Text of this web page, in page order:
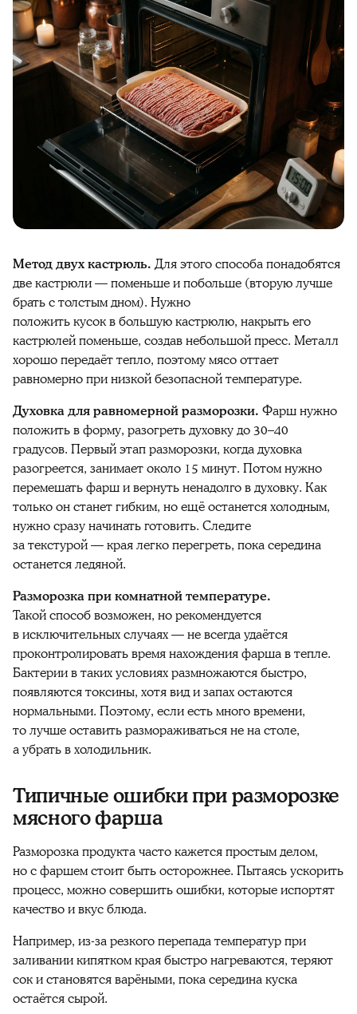
Метод двух кастрюль. Для этого способа понадобятся
две кастрюли — поменьше и побольше (вторую лучше
брать с толстым дном). Нужно
положить кусок в большую кастрюлю, накрыть его
кастрюлей поменьше, создав небольшой пресс. Металл
хорошо передаёт тепло, поэтому мясо оттает
равномерно при низкой безопасной температуре.
Духовка для равномерной разморозки. Фарш нужно
положить в форму, разогреть духовку до 30–40
градусов. Первый этап разморозки, когда духовка
разогреется, занимает около 15 минут. Потом нужно
перемешать фарш и вернуть ненадолго в духовку. Как
только он станет гибким, но ещё останется холодным,
нужно сразу начинать готовить. Следите
за текстурой — края легко перегреть, пока середина
останется ледяной.
Разморозка при комнатной температуре.
Такой способ возможен, но рекомендуется
в исключительных случаях — не всегда удаётся
проконтролировать время нахождения фарша в тепле.
Бактерии в таких условиях размножаются быстро,
появляются токсины, хотя вид и запах остаются
нормальными. Поэтому, если есть много времени,
то лучше оставить размораживаться не на столе,
а убрать в холодильник.
Типичные ошибки при разморозке
мясного фарша
Разморозкапродуктачасто кажется простым делом,
но сфаршемстоит быть осторожнее. Пытаясь ускорить
процесс, можно совершить ошибки, которые испортят
качество и вкус блюда.
Например, из-за резкого перепада температур при
заливании кипятком краябыстронагреваются, теряют
сок и становятся варёными, пока середина куска
остаётся сырой.